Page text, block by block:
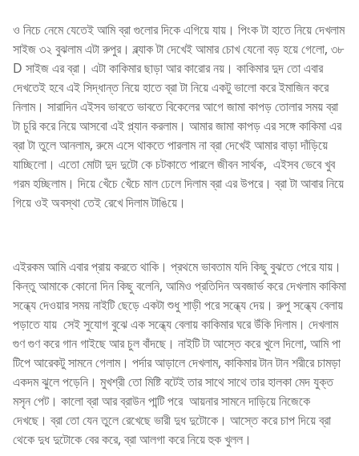
ও নিচে নেমে যেতেই আমি ব্রা গুলোর দিকে এগিয়ে যায়। পিংক টা হাতে নিয়ে দেখলাম
সাইজ ৩২ বুঝলাম এটা রুপুর। ব্ল্যাক টা দেখেই আমার চোখ যেনো বড় হয়ে গেলো, ৩৮
D সাইজ এর ব্রা। এটা কাকিমার ছাড়া আর কারোর নয়। কাকিমার দুদ তো এবার
দেখতেই হবে এই সিদ্ধান্ত নিয়ে হাতে ব্রা টা নিয়ে একটু ভালো করে ইমাজিন করে
নিলাম। সারাদিন এইসব ভাবতে ভাবতে বিকেলের আগে জামা কাপড় তোলার সময় ব্রা
টা চুরি করে নিয়ে আসবো এই প্ল্যান করলাম। আমার জামা কাপড় এর সঙ্গে কাকিমা এর
ব্রা টা তুলে আনলাম, রুমে এসে থাকতে পারলাম না ব্রা দেখেই আমার বাড়া দাঁড়িয়ে
যাচ্ছিলো। এতো মোটা দুদ দুটো কে চটকাতে পারলে জীবন সার্থক, এইসব ভেবে খুব
গরম হচ্ছিলাম। দিয়ে খেঁচে খেঁচে মাল ঢেলে দিলাম ব্রা এর উপরে। ব্রা টা আবার নিয়ে
গিয়ে ওই অবস্থা তেই রেখে দিলাম টাঙিয়ে।
এইরকম আমি এবার প্রায় করতে থাকি। প্রথমে ভাবতাম যদি কিছু বুঝতে পেরে যায়।
কিন্তু আমাকে কোনো দিন কিছু বলেনি, আমিও প্রতিদিন অবজার্ভ করে দেখলাম কাকিমা
সন্ধ্যে দেওয়ার সময় নাইটি ছেড়ে একটা শুধু শাড়ী পরে সন্ধ্যে দেয়। রুপু সন্ধ্যে বেলায়
পড়াতে যায় সেই সুযোগ বুঝে এক সন্ধ্যে বেলায় কাকিমার ঘরে উঁকি দিলাম। দেখলাম
গুণ গুণ করে গান গাইছে আর চুল বাঁদছে। নাইটি টা আস্তে করে খুলে দিলো, আমি পা
টিপে আরেকটু সামনে গেলাম। পর্দার আড়ালে দেখলাম, কাকিমার টান টান শরীরে চামড়া
একদম ঝুলে পড়েনি। মুখশ্রী তো মিষ্টি বটেই তার সাথে সাথে তার হালকা মেদ যুক্ত
মসৃন পেট। কালো ব্রা আর ব্রাউন পান্টি পরে আয়নার সামনে দাড়িয়ে নিজেকে
দেখছে। ব্রা তো যেন তুলে রেখেছে ভারী দুধ দুটোকে। আস্তে করে চাপ দিয়ে ব্রা
থেকে দুধ দুটোকে বের করে, ব্রা আলগা করে নিয়ে হুক খুলল।